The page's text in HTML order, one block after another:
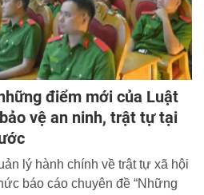
điểm mới của Luật
vệ an ninh, trật tự tại
lý hành chính về trật tự xã hội
báo cáo chuyên đề “Những